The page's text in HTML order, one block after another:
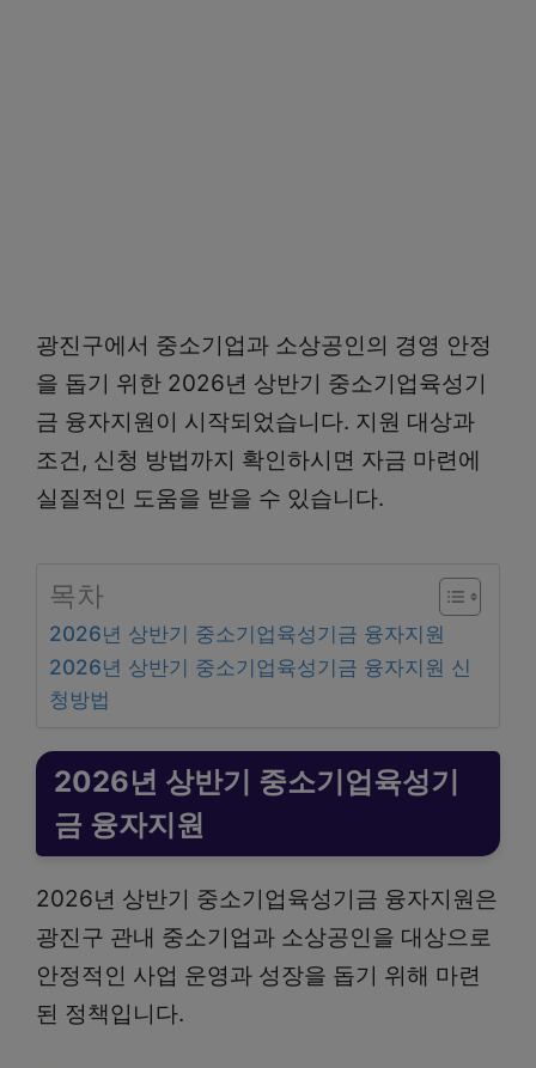
광진구에서 중소기업과 소상공인의 경영 안정
을 돕기 위한 2026년 상반기 중소기업육성기
금 융자지원이 시작되었습니다. 지원 대상과
조건, 신청 방법까지 확인하시면 자금 마련에
실질적인 도움을 받을 수 있습니다.
목차
2026년 상반기 중소기업육성기금 융자지원
2026년 상반기 중소기업육성기금 융자지원 신
청방법
2026년 상반기 중소기업육성기
금 융자지원
2026년 상반기 중소기업육성기금 융자지원은
광진구 관내 중소기업과 소상공인을 대상으로
안정적인 사업 운영과 성장을 돕기 위해 마련
된 정책입니다.